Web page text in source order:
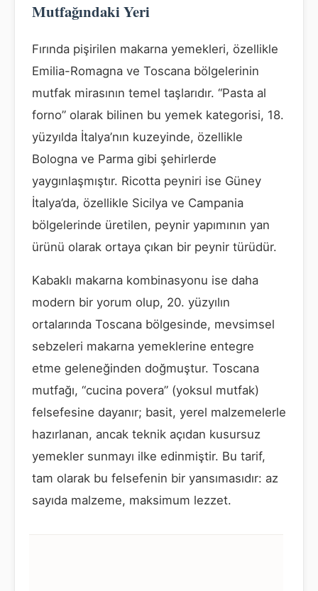
Mutfağındaki Yeri
Fırında pişirilen makarna yemekleri, özellikle
Emilia-Romagna ve Toscana bölgelerinin
mutfak mirasının temel taşlarıdır. “Pasta al
forno” olarak bilinen bu yemek kategorisi, 18.
yüzyılda İtalya’nın kuzeyinde, özellikle
Bologna ve Parma gibi şehirlerde
yaygınlaşmıştır. Ricotta peyniri ise Güney
İtalya’da, özellikle Sicilya ve Campania
bölgelerinde üretilen, peynir yapımının yan
ürünü olarak ortaya çıkan bir peynir türüdür.
Kabaklı makarna kombinasyonu ise daha
modern bir yorum olup, 20. yüzyılın
ortalarında Toscana bölgesinde, mevsimsel
sebzeleri makarna yemeklerine entegre
etme geleneğinden doğmuştur. Toscana
mutfağı, “cucina povera” (yoksul mutfak)
felsefesine dayanır; basit, yerel malzemelerle
hazırlanan, ancak teknik açıdan kusursuz
yemekler sunmayı ilke edinmiştir. Bu tarif,
tam olarak bu felsefenin bir yansımasıdır: az
sayıda malzeme, maksimum lezzet.